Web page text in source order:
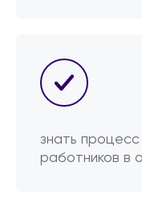
знать
работников в